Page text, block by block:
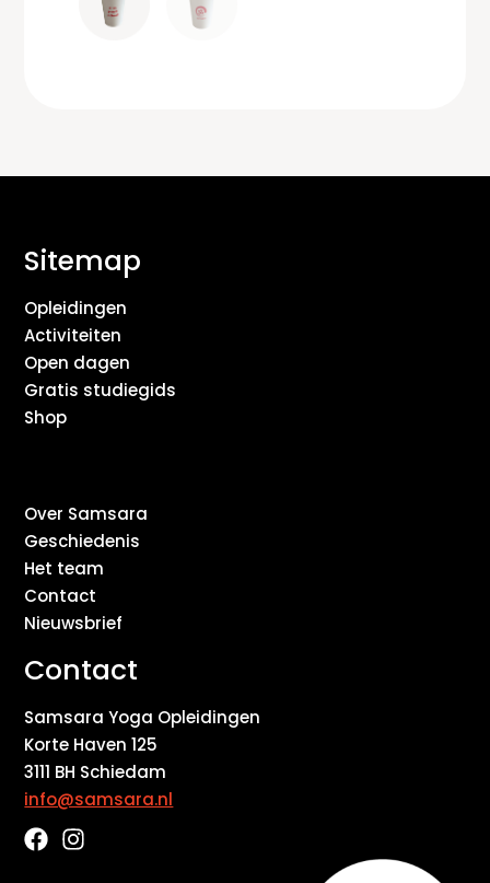
Sitemap
Opleidingen
Activiteiten
Open dagen
Gratis studiegids
Shop
Over Samsara
Geschiedenis
Het team
Contact
Nieuwsbrief
Contact
Samsara Yoga Opleidingen
Korte Haven 125
3111 BH Schiedam
info@samsara.nl
F
I